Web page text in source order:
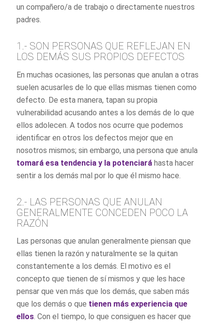
un compañero/a de trabajo o directamente nuestros
padres.
1.- SON PERSONAS QUE REFLEJAN EN
LOS DEMÁS SUS PROPIOS DEFECTOS
En muchas ocasiones, las personas que anulan a otras
suelen acusarles de lo que ellas mismas tienen como
defecto. De esta manera, tapan su propia
vulnerabilidad acusando antes a los demás de lo que
ellos adolecen. A todos nos ocurre que podemos
identificar en otros los defectos mejor que en
nosotros mismos; sin embargo, una persona que anula
tomará esa tendencia y la potenciaráhasta hacer
sentir a los demás mal por lo que él mismo hace.
2.- LAS PERSONAS QUE ANULAN
GENERALMENTE CONCEDEN POCO LA
RAZÓN
Las personas que anulan generalmente piensan que
ellas tienen la razón y naturalmente se la quitan
constantemente a los demás. El motivo es el
concepto que tienen de sí mismos y que les hace
pensar que ven más que los demás, que saben más
que los demás o que tienen más experiencia que
ellos. Con el tiempo, lo que consiguen es hacer que